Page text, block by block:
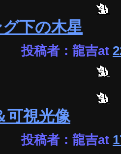
下の木星
投稿者：龍吉at
可視光像
投稿者：龍吉at